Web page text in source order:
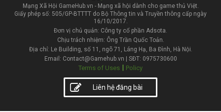
Mạng Xã Hội GameHub.vn - Mạng xã hội dành cho game thủ Việt.
Giấy phép số: 505/GP-BTTTT do Bộ Thông tin và Truyền thông cấp ngày
16/10/2017.
Đơn vị chủ quản: Công ty cổ phần Adsota.
Chịu trách nhiệm: Ông Trần Quốc Toản.
Địa chỉ: Le Building, số 11, ngõ 71, Láng Hạ, Ba Đình, Hà Nội.
Email: Contact@Gamehub.vn | SĐT: 0975730600
Terms of Uses | Policy
Liên hệ đăng bài